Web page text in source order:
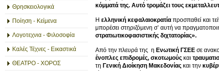
Θρησκειολογικά
Ποίηση - Κείμενα
Λογοτεχνια - Φιλοσοφία
Καλές Τέχνες - Εικαστικά
ΘΕΑΤΡΟ - ΧΟΡΟΣ
κόμματά της. Αυτό τρομάζει τους
Η ελληνική κεφαλαιοκρατία προσπαθεί και
μπορέσει στηριζόμενη σ’ αυτή να
στρατιωτικοφασιστικής διχτατορίας».
Από την πλευρά της η Ενωτική ΓΣΕΕ σε
ένοπλες επιδρομές, σκοτωμούς και
τη Γενική Διοίκηση Μακεδονίας και την